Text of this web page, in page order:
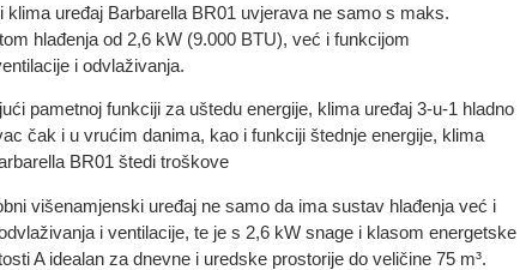
klima uređaj Barbarella BR01 uvjerava ne samo s maks.
hlađenja od 2,6 kW (9.000 BTU), već i funkcijom
i odvlaživanja.
pametnoj funkciji za uštedu energije, klima uređaj 3-u-1 hladno
čak i u vrućim danima, kao i funkciji štednje energije, klima
BR01 štedi troškove
višenamjenski uređaj ne samo da ima sustav hlađenja već i
i ventilacije, te je s 2,6 kW snage i klasom energetske
A idealan za dnevne i uredske prostorije do veličine 75 m³.